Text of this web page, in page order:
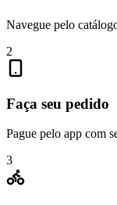
Navegue pelo
2
Faça seu pedido
Pague pelo app com
3